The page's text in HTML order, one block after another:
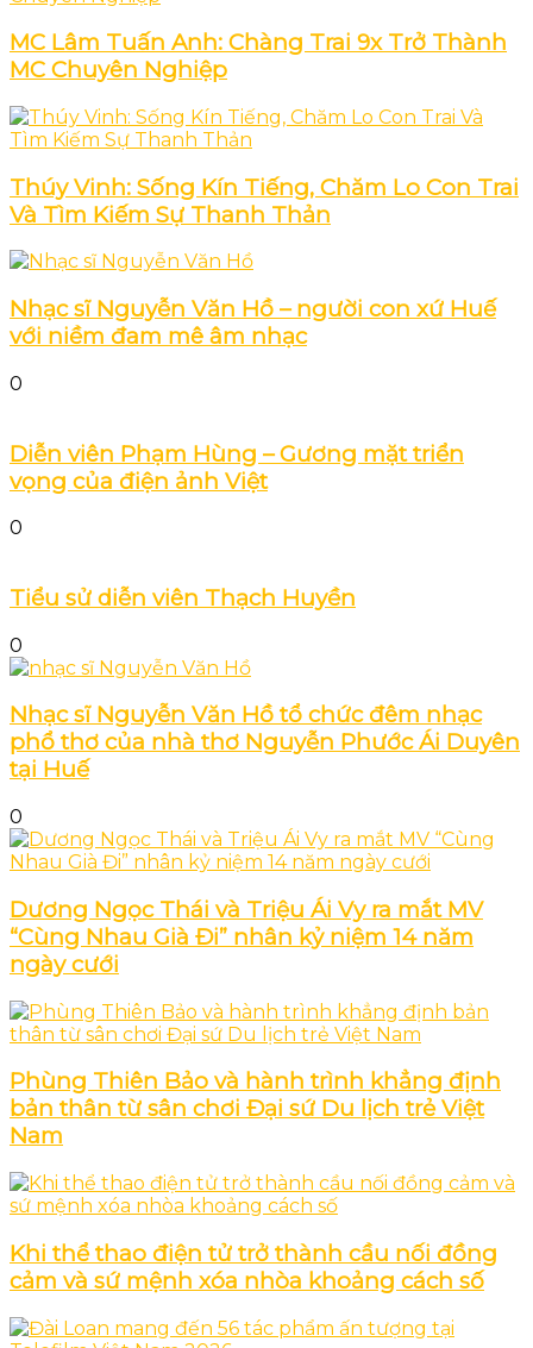
MC Lâm Tuấn Anh: Chàng Trai 9x Trở Thành
MC Chuyên Nghiệp
Thúy Vinh: Sống Kín Tiếng, Chăm Lo Con Trai
Và Tìm Kiếm Sự Thanh Thản
Nhạc sĩ Nguyễn Văn Hồ – người con xứ Huế
với niềm đam mê âm nhạc
0
Diễn viên Phạm Hùng – Gương mặt triển
vọng của điện ảnh Việt
0
Tiểu sử diễn viên Thạch Huyền
0
Nhạc sĩ Nguyễn Văn Hồ tổ chức đêm nhạc
phổ thơ của nhà thơ Nguyễn Phước Ái Duyên
tại Huế
0
Dương Ngọc Thái và Triệu Ái Vy ra mắt MV
“Cùng Nhau Già Đi” nhân kỷ niệm 14 năm
ngày cưới
Phùng Thiên Bảo và hành trình khẳng định
bản thân từ sân chơi Đại sứ Du lịch trẻ Việt
Nam
Khi thể thao điện tử trở thành cầu nối đồng
cảm và sứ mệnh xóa nhòa khoảng cách số